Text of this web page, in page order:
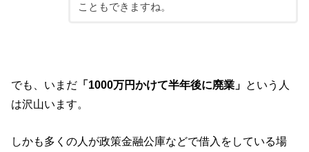
こともできますね。
でも、いまだ 「1000万円かけて半年後に廃業」 という人
は沢山います。
しかも多くの人が政策金融公庫などで借入をしている場